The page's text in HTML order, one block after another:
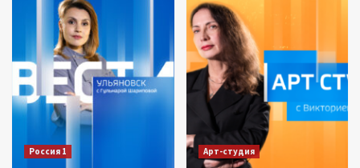
Россия 1 Арт-студия